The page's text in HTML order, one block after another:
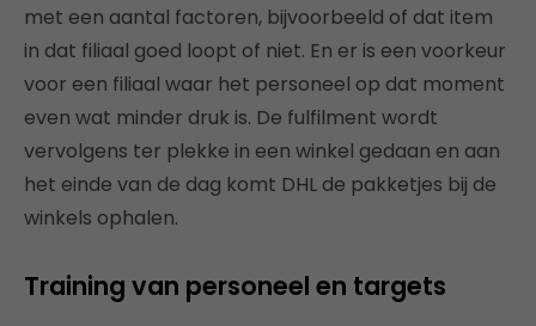
met een aantal factoren, bijvoorbeeld of dat item
in dat filiaal goed loopt of niet. En er is een voorkeur
voor een filiaal waar het personeel op dat moment
even wat minder druk is. De fulfilment wordt
vervolgens ter plekke in een winkel gedaan en aan
het einde van de dag komt DHL de pakketjes bij de
winkels ophalen.
Training van personeel en targets